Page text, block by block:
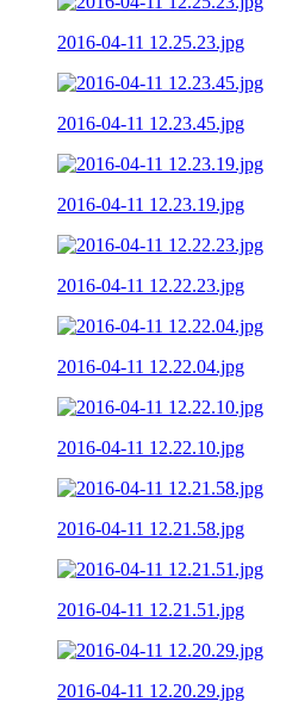
2016-04-11 12.25.23.jpg
2016-04-11 12.23.45.jpg
2016-04-11 12.23.19.jpg
2016-04-11 12.22.23.jpg
2016-04-11 12.22.04.jpg
2016-04-11 12.22.10.jpg
2016-04-11 12.21.58.jpg
2016-04-11 12.21.51.jpg
2016-04-11 12.20.29.jpg